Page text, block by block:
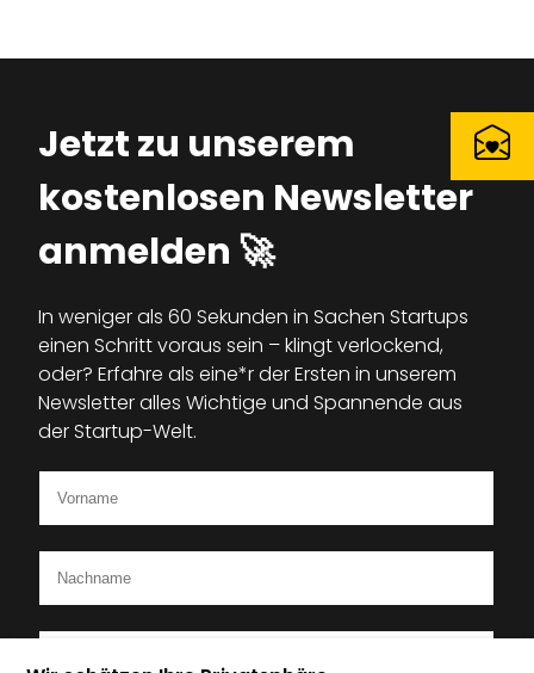
Jetzt zu unserem
kostenlosen Newsletter
anmelden 🚀
In weniger als 60 Sekunden in Sachen Startups
einen Schritt voraus sein – klingt verlockend,
oder? Erfahre als eine*r der Ersten in unserem
Newsletter alles Wichtige und Spannende aus
der Startup-Welt.